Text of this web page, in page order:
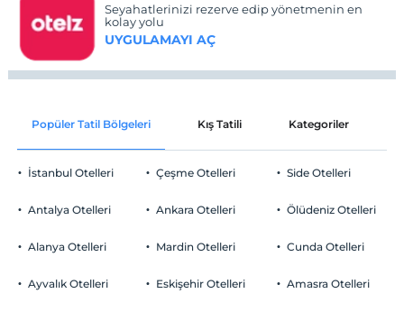
Seyahatlerinizi rezerve edip yönetmenin en
kolay yolu
UYGULAMAYI AÇ
Popüler Tatil Bölgeleri Kış Tatili Kategoriler
İstanbul Otelleri
Antalya Otelleri
Alanya Otelleri
Ayvalık Otelleri
Çeşme Otelleri
Ankara Otelleri
Mardin Otelleri
Eskişehir Otelleri
Side Otelleri
Ölüdeniz Otelleri
Cunda Otelleri
Amasra Otelleri